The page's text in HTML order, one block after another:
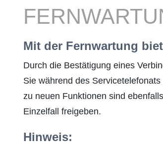
Mit der Fernwartung
Durch die Bestätigung eines
Sie während des
zu neuen Funktionen sind
Einzelfall freigeben.
Hinweis: